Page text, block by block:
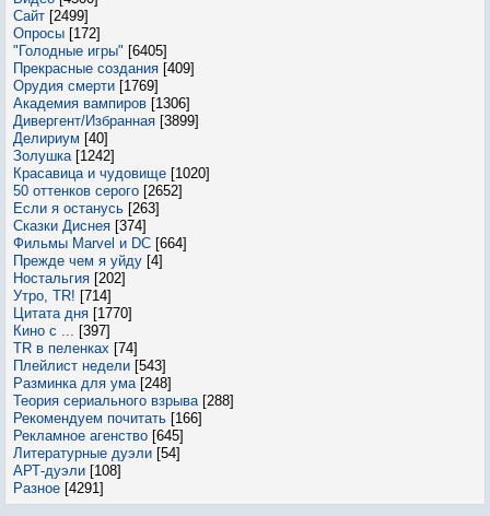
Сайт [2499]
Опросы [172]
"Голодные игры" [6405]
Прекрасные создания [409]
Орудия смерти [1769]
Академия вампиров [1306]
Дивергент/Избранная [3899]
Делириум [40]
Золушка [1242]
Красавица и чудовище [1020]
50 оттенков серого [2652]
Если я останусь [263]
Сказки Диснея [374]
Фильмы Marvel и DC [664]
Прежде чем я уйду [4]
Ностальгия [202]
Утро, TR! [714]
Цитата дня [1770]
Кино с ... [397]
TR в пеленках [74]
Плейлист недели [543]
Разминка для ума [248]
Теория сериального взрыва [288]
Рекомендуем почитать [166]
Рекламное агенство [645]
Литературные дуэли [54]
АРТ-дуэли [108]
Разное [4291]